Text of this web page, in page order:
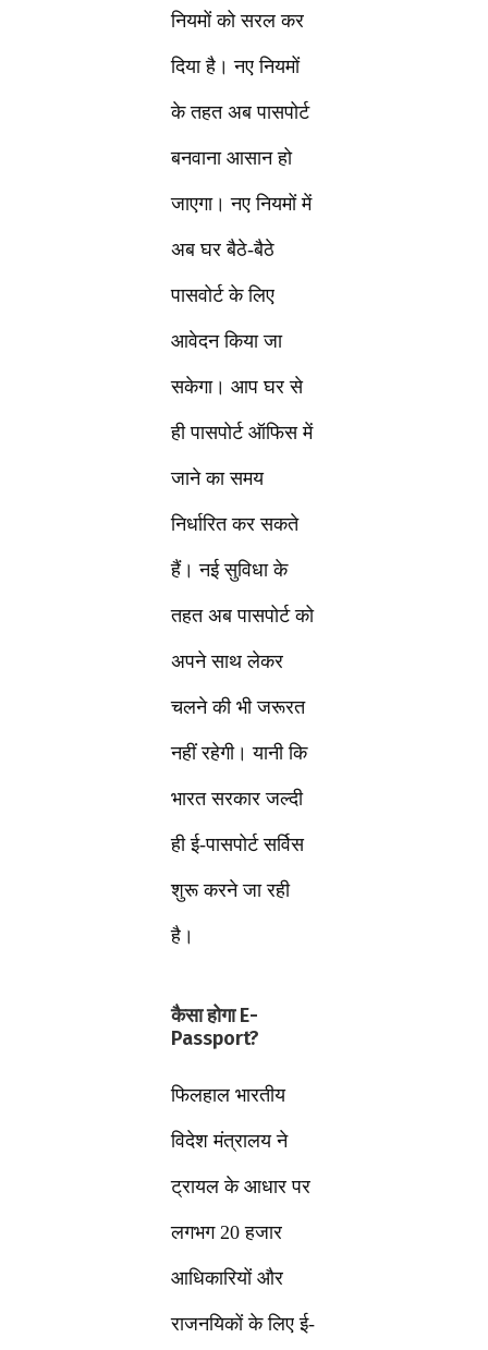
नियमों को सरल कर
दिया है। नए नियमों
के तहत अब पासपोर्ट
बनवाना आसान हो
जाएगा। नए नियमों में
अब घर बैठे-बैठे
पासवोर्ट के लिए
आवेदन किया जा
सकेगा। आप घर से
ही पासपोर्ट ऑफिस में
जाने का समय
निर्धारित कर सकते
हैं। नई सुविधा के
तहत अब पासपोर्ट को
अपने साथ लेकर
चलने की भी जरूरत
नहीं रहेगी। यानी कि
भारत सरकार जल्दी
ही ई-पासपोर्ट सर्विस
शुरू करने जा रही
है।
कैसा होगा E-
Passport?
फिलहाल भारतीय
विदेश मंत्रालय ने
ट्रायल के आधार पर
लगभग 20 हजार
आधिकारियों और
राजनयिकों के लिए ई-